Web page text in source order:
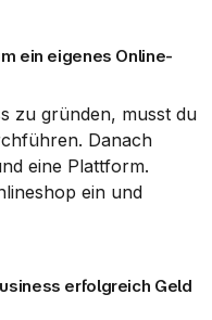
ein eigenes Online-
zu gründen, musst du
Danach
eine Plattform.
ein und
erfolgreich Geld